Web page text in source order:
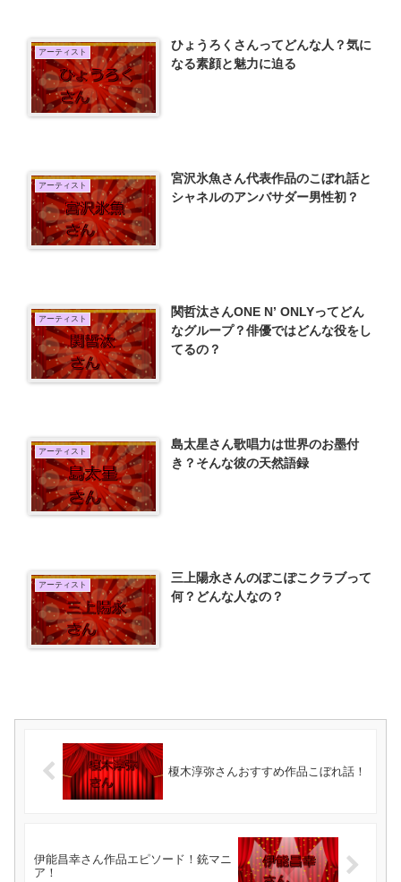
アーティスト
ひょうろくさんってどんな人？気に
なる素顔と魅力に迫る
アーティスト
宮沢氷魚さん代表作品のこぼれ話と
シャネルのアンバサダー男性初？
アーティスト
関哲汰さんONE N’ ONLYってどん
なグループ？俳優ではどんな役をし
てるの？
アーティスト
島太星さん歌唱力は世界のお墨付
き？そんな彼の天然語録
アーティスト
三上陽永さんのぽこぽこクラブって
何？どんな人なの？
榎木淳弥さんおすすめ作品こぼれ話！
伊能昌幸さん作品エピソード！銃マニ
ア！